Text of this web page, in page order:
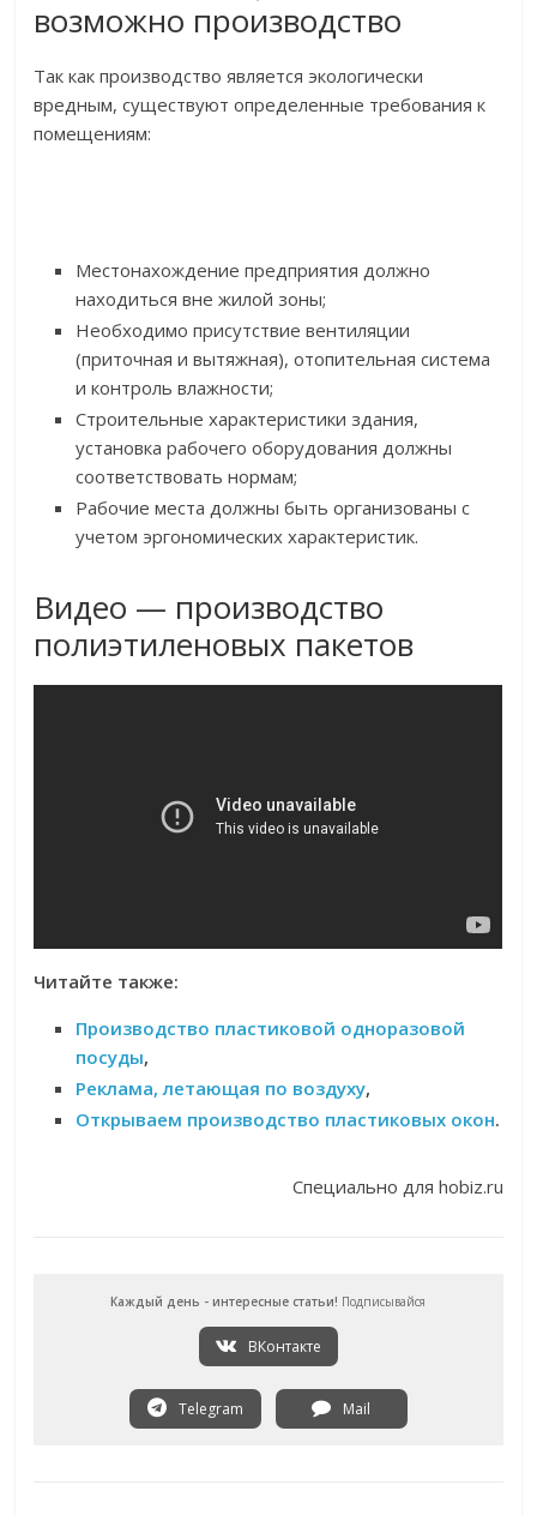
возможно производство
Так как производство является экологически
вредным, существуют определенные требования к
помещениям:
Местонахождение предприятия должно
находиться вне жилой зоны;
Необходимо присутствие вентиляции
(приточная и вытяжная), отопительная система
и контроль влажности;
Строительные характеристики здания,
установка рабочего оборудования должны
соответствовать нормам;
Рабочие места должны быть организованы с
учетом эргономических характеристик.
Видео — производство
полиэтиленовых пакетов
Читайте также:
Производство пластиковой одноразовой
посуды,
Реклама, летающая по воздуху,
Открываем производство пластиковых окон.
Специально для hobiz.ru
Каждый день - интересные статьи! Подписывайся
ВКонтакте
Telegram Mail